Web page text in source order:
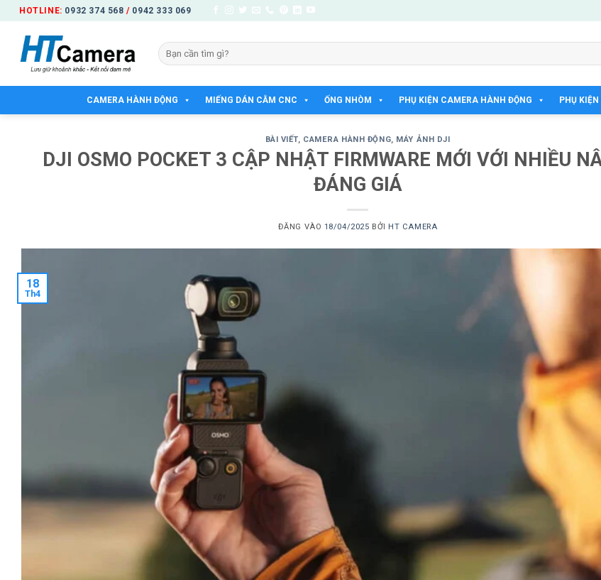
qua
dung
HOTLINE: 0932 374 568 / 0942 333 069
Tìm
kiếm:
CAMERA HÀNH ĐỘNG MIẾNG DÁN CẰM CNC ỐNG NHÒM PHỤ KIỆN CAMERA HÀNH ĐỘNG PHỤ KIỆN
BÀI VIẾT, CAMERA HÀNH ĐỘNG, MÁY ẢNH DJI
DJI OSMO POCKET 3 CẬP NHẬT FIRMWARE MỚI VỚI NHIỀU
ĐÁNG GIÁ
ĐĂNG VÀO 18/04/2025 BỞI HT CAMERA
18
Th4